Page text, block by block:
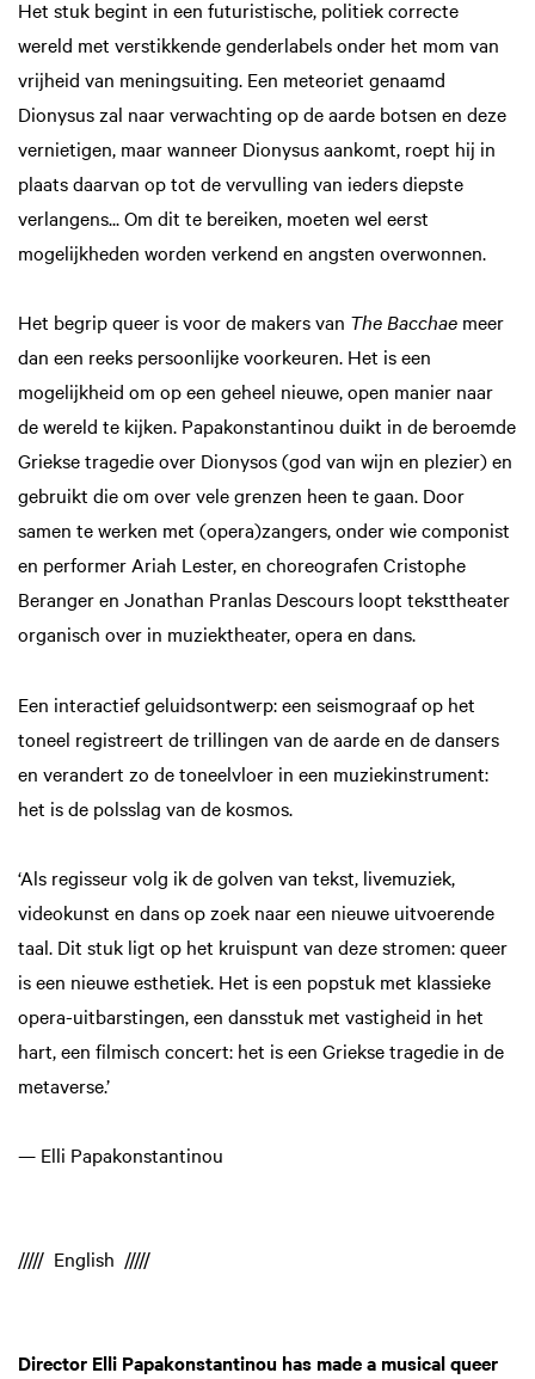
Het stuk begint in een futuristische, politiek correcte
wereld met verstikkende genderlabels onder het mom van
vrijheid van meningsuiting. Een meteoriet genaamd
Dionysus zal naar verwachting op de aarde botsen en deze
vernietigen, maar wanneer Dionysus aankomt, roept hij in
plaats daarvan op tot de vervulling van ieders diepste
verlangens... Om dit te bereiken, moeten wel eerst
mogelijkheden worden verkend en angsten overwonnen.
Het begrip queer is voor de makers van The Bacchae meer
dan een reeks persoonlijke voorkeuren. Het is een
mogelijkheid om op een geheel nieuwe, open manier naar
de wereld te kijken. Papakonstantinou duikt in de beroemde
Griekse tragedie over Dionysos (god van wijn en plezier) en
gebruikt die om over vele grenzen heen te gaan. Door
samen te werken met (opera)zangers, onder wie componist
en performer Ariah Lester, en choreografen Cristophe
Beranger en Jonathan Pranlas Descours loopt teksttheater
organisch over in muziektheater, opera en dans.
Een interactief geluidsontwerp: een seismograaf op het
toneel registreert de trillingen van de aarde en de dansers
en verandert zo de toneelvloer in een muziekinstrument:
het is de polsslag van de kosmos.
‘Als regisseur volg ik de golven van tekst, livemuziek,
videokunst en dans op zoek naar een nieuwe uitvoerende
taal. Dit stuk ligt op het kruispunt van deze stromen: queer
is een nieuwe esthetiek. Het is een popstuk met klassieke
opera-uitbarstingen, een dansstuk met vastigheid in het
hart, een filmisch concert: het is een Griekse tragedie in de
metaverse.’
— Elli Papakonstantinou
///// English /////
Director Elli Papakonstantinou has made a musical queer